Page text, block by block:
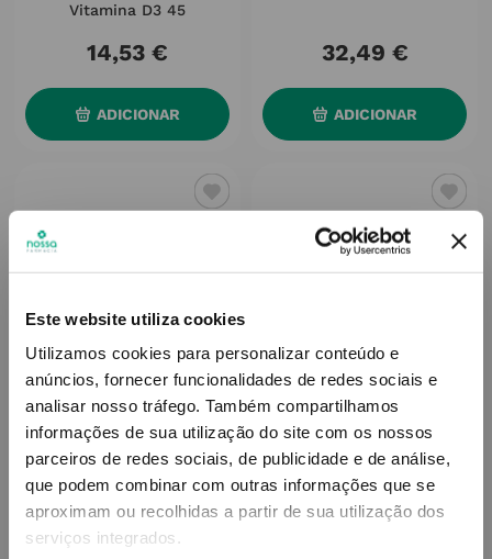
Este website utiliza cookies
Utilizamos cookies para personalizar conteúdo e
anúncios, fornecer funcionalidades de redes sociais e
analisar nosso tráfego. Também compartilhamos
informações de sua utilização do site com os nossos
parceiros de redes sociais, de publicidade e de análise,
que podem combinar com outras informações que se
aproximam ou recolhidas a partir de sua utilização dos
serviços integrados.
Vitamina D3 45
14,53 €
ADICIONAR
32,49 €
ADICIONAR
NANCARE
Nancare Vitamina D Gotas
Orais 10ml
BIOACTIVO
Bioactivo Vit D Cáps 80